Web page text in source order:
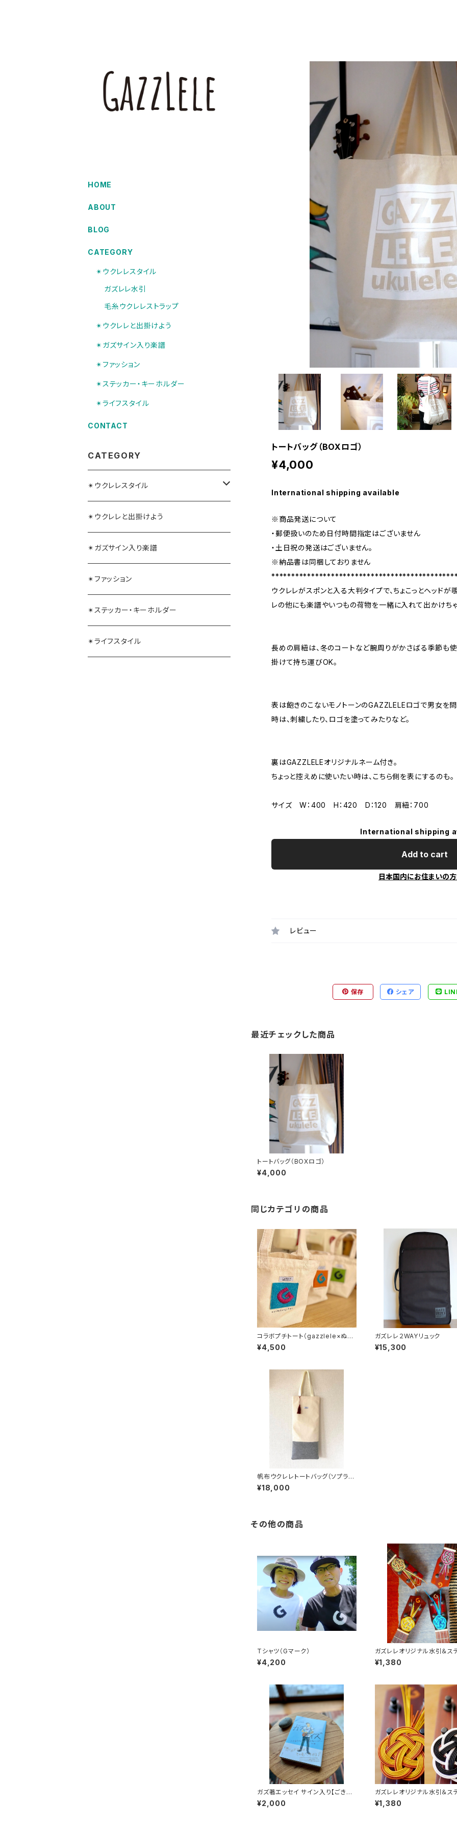
トートバッグ（BOXロゴ）
¥4,000
International shipping available
※商品発送について
・郵便扱いのため日付時間指定はございません
・土日祝の発送はございません。
※納品書は同梱しておりません
ウクレレがスポンと入る大判タイプで、ちょこっとヘッドが
レの他にも楽譜やいつもの荷物を一緒に入れて出かけちゃ
長めの肩紐は、冬のコートなど腕周りがかさばる季節も使
掛けて持ち運びOK。
表は飽きのこないモノトーンのGAZZLELEロゴで男女を問
時は、刺繍したり、ロゴを塗ってみたりなど。
裏はGAZZLELEオリジナルネーム付き。
ちょっと控えめに使いたい時は、こちら側を表にするのも。
サイズ W：400 H：420 D：120 肩紐：700
International shipping
Add to cart
日本国内にお住まいの
レビュー
保存 シェア
最近チェックした商品
トートバッグ（BOXロゴ）
¥4,000
同じカテゴリの商品
コラボプチトート（gazzlele×ぬい
ものじかん）
¥4,500
ガズレレ２WAYリュック
¥15,300
帆布ウクレレトートバッグ（ソプラノ
サイズ）
¥18,000
その他の商品
Tシャツ（Gマーク）
¥4,200
ガズレレオリジナル水引＆ス
ー（ミックスカラー）
¥1,380
ガズ著エッセイ サイン入り【ごきげ
んガズレレデイズ】
¥2,000
ガズレレオリジナル水引＆ス
ー（ツートンカラー）
¥1,380
HOME
ABOUT
BLOG
CATEGORY
✴︎ウクレレスタイル
ガズレレ水引
毛糸ウクレレストラップ
✴︎ウクレレと出掛けよう
✴︎ガズサイン入り楽譜
✴︎ファッション
✴︎ステッカー・キーホルダー
✴︎ライフスタイル
CONTACT
CATEGORY
✴︎ウクレレスタイル
ガズレレ水引
毛糸ウクレレストラップ
✴︎ウクレレと出掛けよう
✴︎ガズサイン入り楽譜
✴︎ファッション
✴︎ステッカー・キーホルダー
✴︎ライフスタイル